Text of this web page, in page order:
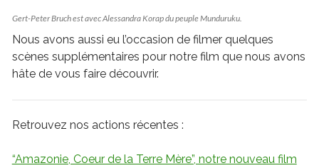
Gert-Peter Bruch est avec Alessandra Korap du peuple Munduruku.
Nous avons aussi eu l’occasion de filmer quelques
scènes supplémentaires pour notre film que nous avons
hâte de vous faire découvrir.
Retrouvez nos actions récentes :
“Amazonie, Coeur de la Terre Mère”, notre nouveau film